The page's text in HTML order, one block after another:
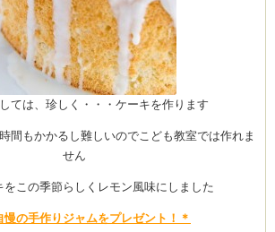
ては、珍しく・・・ケーキを作ります
間もかかるし難しいのでこども教室では作れま
せん
をこの季節らしくレモン風味にしました
慢の手作りジャムをプレゼント！＊